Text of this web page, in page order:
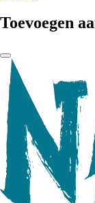
Toevoegen